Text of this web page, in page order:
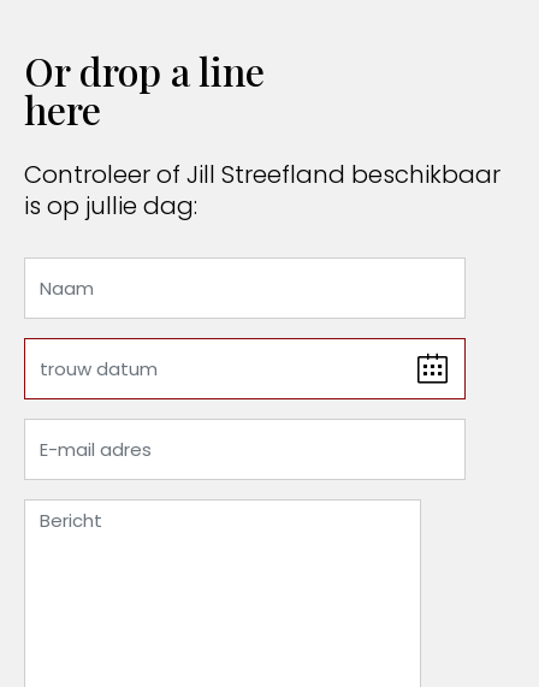
Or drop a line
here
Controleer of Jill Streefland beschikbaar
is op jullie dag: